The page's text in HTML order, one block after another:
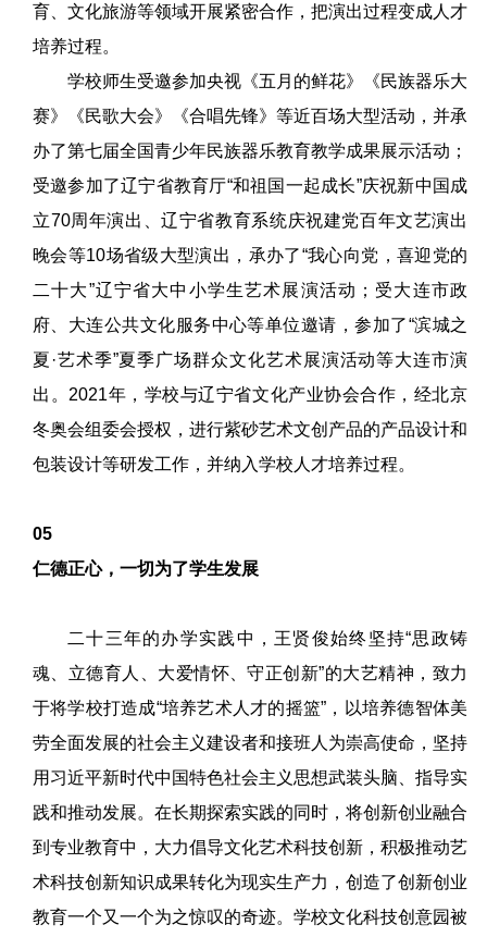
育、文化旅游等领域开展紧密合作，把演出过程变成人才
培养过程。
学校师生受邀参加央视《五月的鲜花》《民族器乐大
赛》《民歌大会》《合唱先锋》等近百场大型活动，并承
办了第七届全国青少年民族器乐教育教学成果展示活动；
受邀参加了辽宁省教育厅“和祖国一起成长”庆祝新中国成
立70周年演出、辽宁省教育系统庆祝建党百年文艺演出
晚会等10场省级大型演出，承办了“我心向党，喜迎党的
二十大”辽宁省大中小学生艺术展演活动；受大连市政
府、大连公共文化服务中心等单位邀请，参加了“滨城之
夏·艺术季”夏季广场群众文化艺术展演活动等大连市演
出。2021年，学校与辽宁省文化产业协会合作，经北京
冬奥会组委会授权，进行紫砂艺术文创产品的产品设计和
包装设计等研发工作，并纳入学校人才培养过程。
05
仁德正心，一切为了学生发展
二十三年的办学实践中，王贤俊始终坚持“思政铸
魂、立德育人、大爱情怀、守正创新”的大艺精神，致力
于将学校打造成“培养艺术人才的摇篮”，以培养德智体美
劳全面发展的社会主义建设者和接班人为崇高使命，坚持
用习近平新时代中国特色社会主义思想武装头脑、指导实
践和推动发展。在长期探索实践的同时，将创新创业融合
到专业教育中，大力倡导文化艺术科技创新，积极推动艺
术科技创新知识成果转化为现实生产力，创造了创新创业
教育一个又一个为之惊叹的奇迹。学校文化科技创意园被